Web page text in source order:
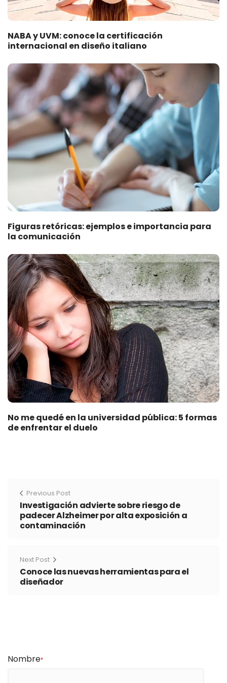
NABA y UVM: conoce la certificación
internacional en diseño italiano
Figuras retóricas: ejemplos e importancia para
la comunicación
No me quedé en la universidad pública: 5 formas
de enfrentar el duelo
Previous Post
Investigación advierte sobre riesgo de
padecer Alzheimer por alta exposición a
contaminación
Next Post
Conoce las nuevas herramientas para el
diseñador
Nombre*